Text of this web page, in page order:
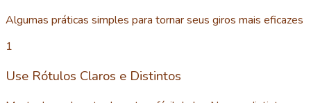
Algumas práticas simples para tornar seus giros mais eficazes
1
Use Rótulos Claros e Distintos